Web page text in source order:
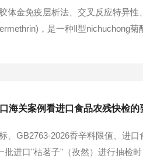
体金免疫层析法、交叉反应特异
，是一种Ⅱ型nichuchong
关案例看进口食品农残快检的
、GB2763-2026香辛料限值、进
批进口"枯茗子"（孜然）进行抽检